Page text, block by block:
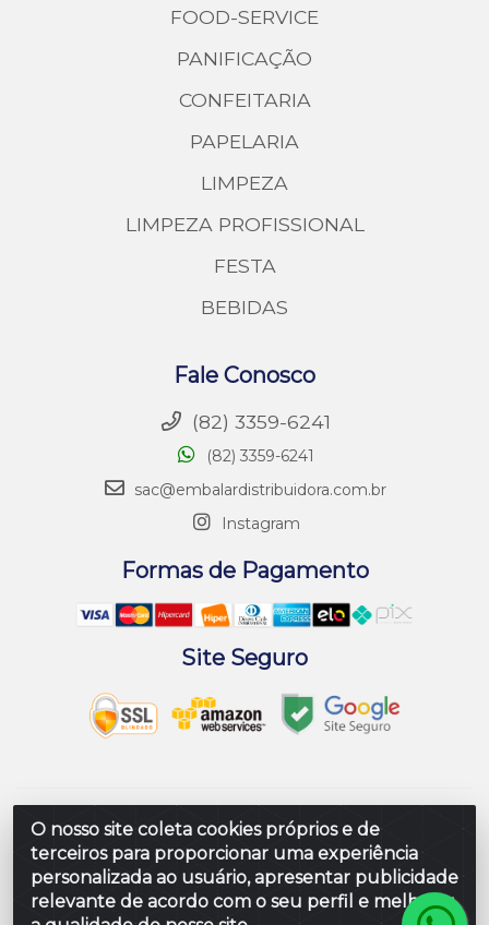
O nosso site coleta cookies próprios e de
terceiros para proporcionar uma experiência
personalizada ao usuário, apresentar publicidade
relevante de acordo com o seu perfil e melhorar
FOOD-SERVICE
PANIFICAÇÃO
CONFEITARIA
PAPELARIA
LIMPEZA
LIMPEZA PROFISSIONAL
FESTA
BEBIDAS
Fale Conosco
(82) 3359-6241
(82) 3359-6241
sac@embalardistribuidora.com.br
Instagram
Formas de Pagamento
Site Seguro
Embalar Distribuidora de Embalagens LTDA - Rodovia
Br 104 Al, Loteamento Paraiso, S/N - Prefeito Antonio L
de Souza, Rio Largo/AL - CEP 57100-000 - CNPJ
10.347.424/0001-80